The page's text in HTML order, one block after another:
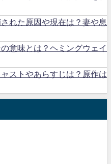
れた原因や現在は？妻や息
意味とは？ヘミングウェイ
ストやあらすじは？原作は